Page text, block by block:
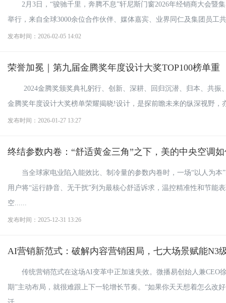
2月3日，“骏驰千里，奔腾不息”轩尼斯门窗2026年经销商大会
举行，来自全球3000余位合作伙伴、媒体嘉宾、业界同仁及集团员
发布时间：2026-02-05 14:02
荣誉加冕｜第九届金腾奖年度设计大奖TOP100榜单重
2024金腾奖颁奖典礼躬行、创新、深耕、回归沉潜、归本、共
金腾奖年度设计大奖榜单荣耀揭晓!设计，是探前瞻未来的纵深视野，
发布时间：2026-01-27 13:27
终结参数内卷：“舒适黄金三角”之下，美的中央空调
当全球家电业陷入能效比、制冷量的参数内卷时，一场“以人为
用户将“运行静音、无干扰”列为最核心舒适诉求，温控精准性和节能
空......
发布时间：2025-12-31 13:26
AI营销新范式：破解内容营销困局，七大场景赋能N3
传统营销范式在这场AI变革中正加速失效。微播易创始人兼CEO
期”主动布局，就很难跟上下一轮增长节奏。“如果你天天想着怎么改